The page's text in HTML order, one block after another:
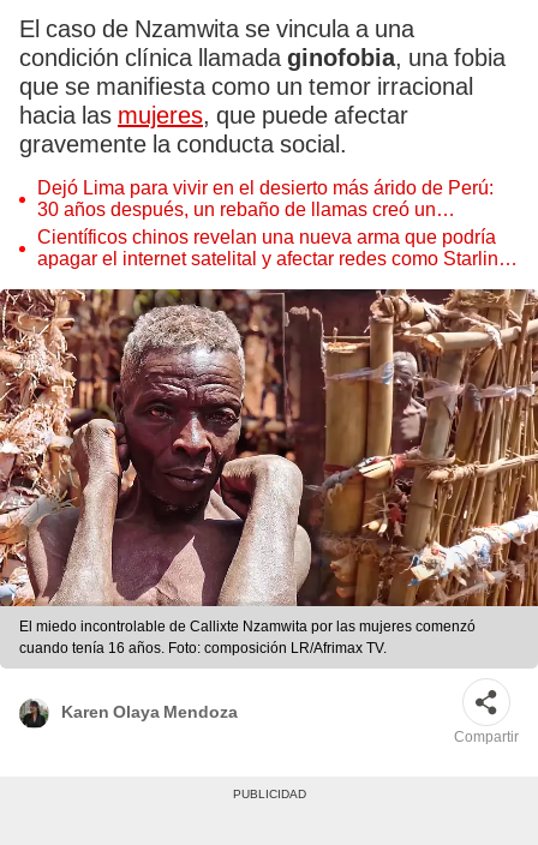
El caso de Nzamwita se vincula a una
condición clínica llamada ginofobia, una fobia
que se manifiesta como un temor irracional
hacia las mujeres, que puede afectar
gravemente la conducta social.
Dejó Lima para vivir en el desierto más árido de Perú:
30 años después, un rebaño de llamas creó un
sorprendente ecosistema
Científicos chinos revelan una nueva arma que podría
apagar el internet satelital y afectar redes como Starlink
El miedo incontrolable de Callixte Nzamwita por las mujeres comenzó
cuando tenía 16 años. Foto: composición LR/Afrimax TV.
Karen Olaya Mendoza
Compartir